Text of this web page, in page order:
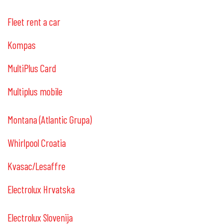
Fleet rent a car
Kompas
MultiPlus Card
Multiplus mobile
Montana (Atlantic Grupa)
Whirlpool Croatia
Kvasac/Lesaffre
Electrolux Hrvatska
Electrolux Slovenija